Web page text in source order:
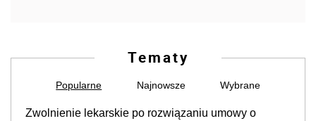
Tematy
Popularne Najnowsze Wybrane
Zwolnienie lekarskie po rozwiązaniu umowy o